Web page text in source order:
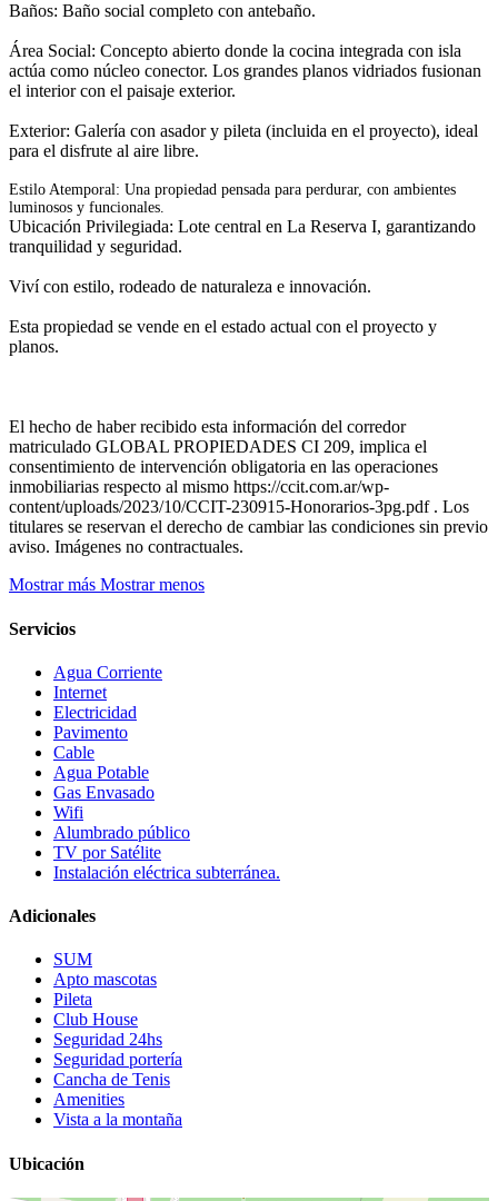
Baños: Baño social completo con antebaño.
Área Social: Concepto abierto donde la cocina integrada con isla
actúa como núcleo conector. Los grandes planos vidriados fusionan
el interior con el paisaje exterior.
Exterior: Galería con asador y pileta (incluida en el proyecto), ideal
para el disfrute al aire libre.
Estilo Atemporal: Una propiedad pensada para perdurar, con ambientes
luminosos y funcionales.
Ubicación Privilegiada: Lote central en La Reserva I, garantizando
tranquilidad y seguridad.
Viví con estilo, rodeado de naturaleza e innovación.
Esta propiedad se vende en el estado actual con el proyecto y
planos.
El hecho de haber recibido esta información del corredor
matriculado GLOBAL PROPIEDADES CI 209, implica el
consentimiento de intervención obligatoria en las operaciones
inmobiliarias respecto al mismo https://ccit.com.ar/wp-
content/uploads/2023/10/CCIT-230915-Honorarios-3pg.pdf . Los
titulares se reservan el derecho de cambiar las condiciones sin previo
aviso. Imágenes no contractuales.
Mostrar más Mostrar menos
Servicios
Agua Corriente
Internet
Electricidad
Pavimento
Cable
Agua Potable
Gas Envasado
Wifi
Alumbrado público
TV por Satélite
Instalación eléctrica subterránea.
Adicionales
SUM
Apto mascotas
Pileta
Club House
Seguridad 24hs
Seguridad portería
Cancha de Tenis
Amenities
Vista a la montaña
Ubicación